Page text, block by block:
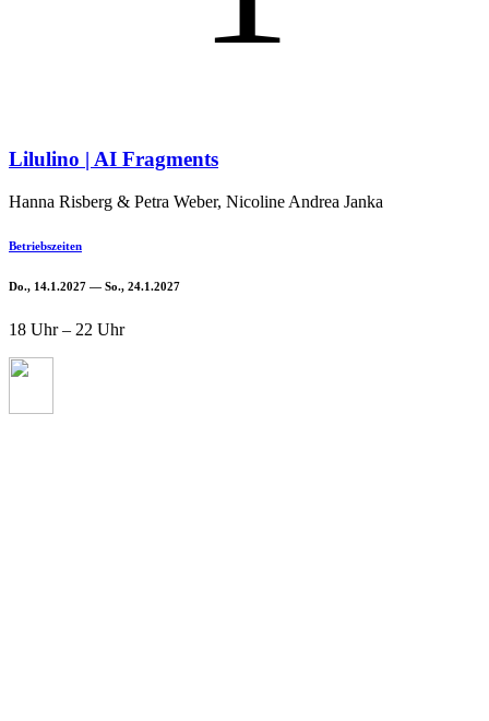
Lilulino | AI Fragments
Hanna Risberg & Petra Weber, Nicoline Andrea Janka
Betriebszeiten
Do., 14.1.2027 — So., 24.1.2027
18 Uhr – 22 Uhr